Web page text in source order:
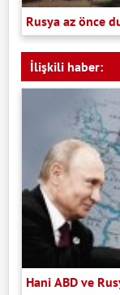
Rusya az önce
İlişkili haber:
Hani ABD ve